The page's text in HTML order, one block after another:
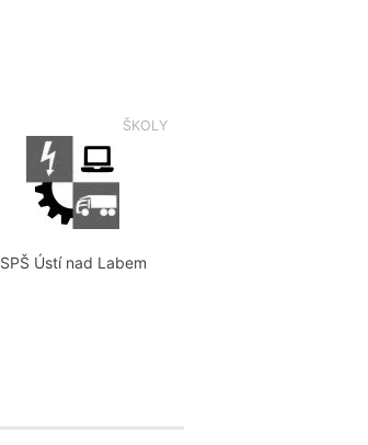
ŠKOLY
SPŠ Ústí nad Labem